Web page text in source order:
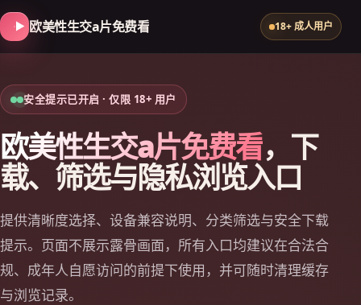
欧美性生交a片免费看 18+ 成人用户
安全提示已开启 · 仅限 18+ 用户
欧美性生交a片免费看，下
载、筛选与隐私浏览入口
提供清晰度选择、设备兼容说明、分类筛选与安全下载
提示。页面不展示露骨画面，所有入口均建议在合法合
规、成年人自愿访问的前提下使用，并可随时清理缓存
与浏览记录。